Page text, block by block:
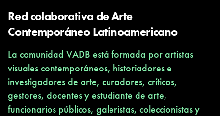
Red colaborativa de Arte
Contemporáneo Latinoamericano
La comunidad VADB está formada por artistas
visuales contemporáneos, historiadores e
investigadores de arte, curadores, críticos,
gestores, docentes y estudiante de arte,
funcionarios públicos, galeristas, coleccionistas y